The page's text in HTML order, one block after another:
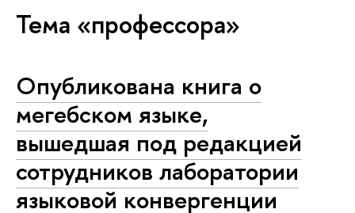
Тема «профессора»
Опубликована книга о
мегебском языке,
вышедшая под редакцией
сотрудников лаборатории
языковой конвергенции